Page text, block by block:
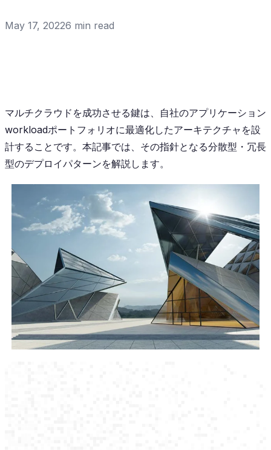
May 17, 20226 min read
マルチクラウドを成功させる鍵は、自社のアプリケーション
workloadポートフォリオに最適化したアーキテクチャを設
計することです。本記事では、その指針となる分散型・冗長
型のデプロイパターンを解説します。